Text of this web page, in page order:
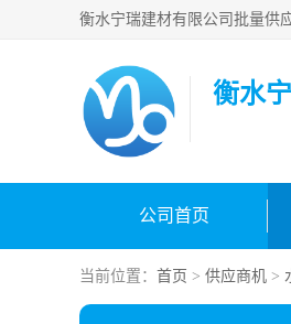
衡水
公司首页
当前位置： 首页 > 供应商机 >